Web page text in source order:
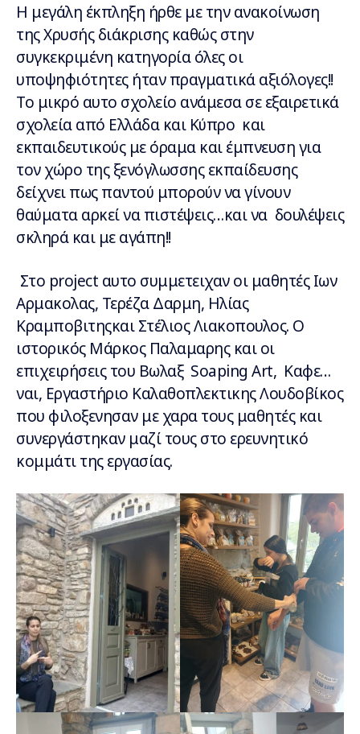
Η μεγάλη έκπληξη ήρθε με την ανακοίνωση
της Χρυσής διάκρισης καθώς στην
συγκεκριμένη κατηγορία όλες οι
υποψηφιότητες ήταν πραγματικά αξιόλογες!!
Το μικρό αυτο σχολείο ανάμεσα σε εξαιρετικά
σχολεία από Ελλάδα και Κύπρο και
εκπαιδευτικούς με όραμα και έμπνευση για
τον χώρο της ξενόγλωσσης εκπαίδευσης
δείχνει πως παντού μπορούν να γίνουν
θαύματα αρκεί να πιστέψεις…και να δουλέψεις
σκληρά και με αγάπη!!
Στο project αυτο συμμετειχαν οι μαθητές Ιων
Αρμακολας, Τερέζα Δαρμη, Ηλίας
Κραμποβιτηςκαι Στέλιος Λιακοπουλος. Ο
ιστορικός Μάρκος Παλαμαρης και οι
επιχειρήσεις του Βωλαξ Soaping Art, Καφε…
ναι, Εργαστήριο Καλαθοπλεκτικης Λουδοβίκος
που φιλοξενησαν με χαρα τους μαθητές και
συνεργάστηκαν μαζί τους στο ερευνητικό
κομμάτι της εργασίας.